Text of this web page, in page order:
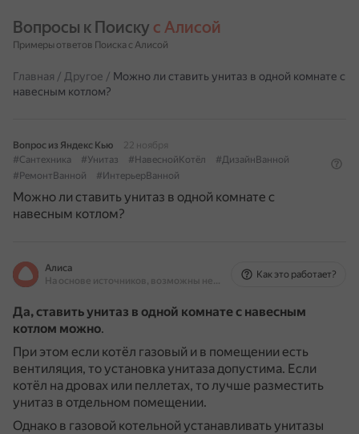
Вопросы к Поиску с Алисой
Примеры ответов Поиска с Алисой
Главная / Другое / Можно ли ставить унитаз в одной комнате с
навесным котлом?
Вопрос из Яндекс Кью
22 ноября
#Сантехника
#Унитаз #НавеснойКотёл
#ДизайнВанной
#РемонтВанной
#ИнтерьерВанной
Можно ли ставить унитаз в одной комнате с
навесным котлом?
Алиса
На основе источников, возможны неточности
Как это работает?
Да, ставить унитаз в одной комнате с навесным
котлом можно.
При этом если котёл газовый и в помещении есть
вентиляция, то установка унитаза допустима. Если
котёл на дровах или пеллетах, то лучше разместить
унитаз в отдельном помещении.
Однако в газовой котельной устанавливать унитазы